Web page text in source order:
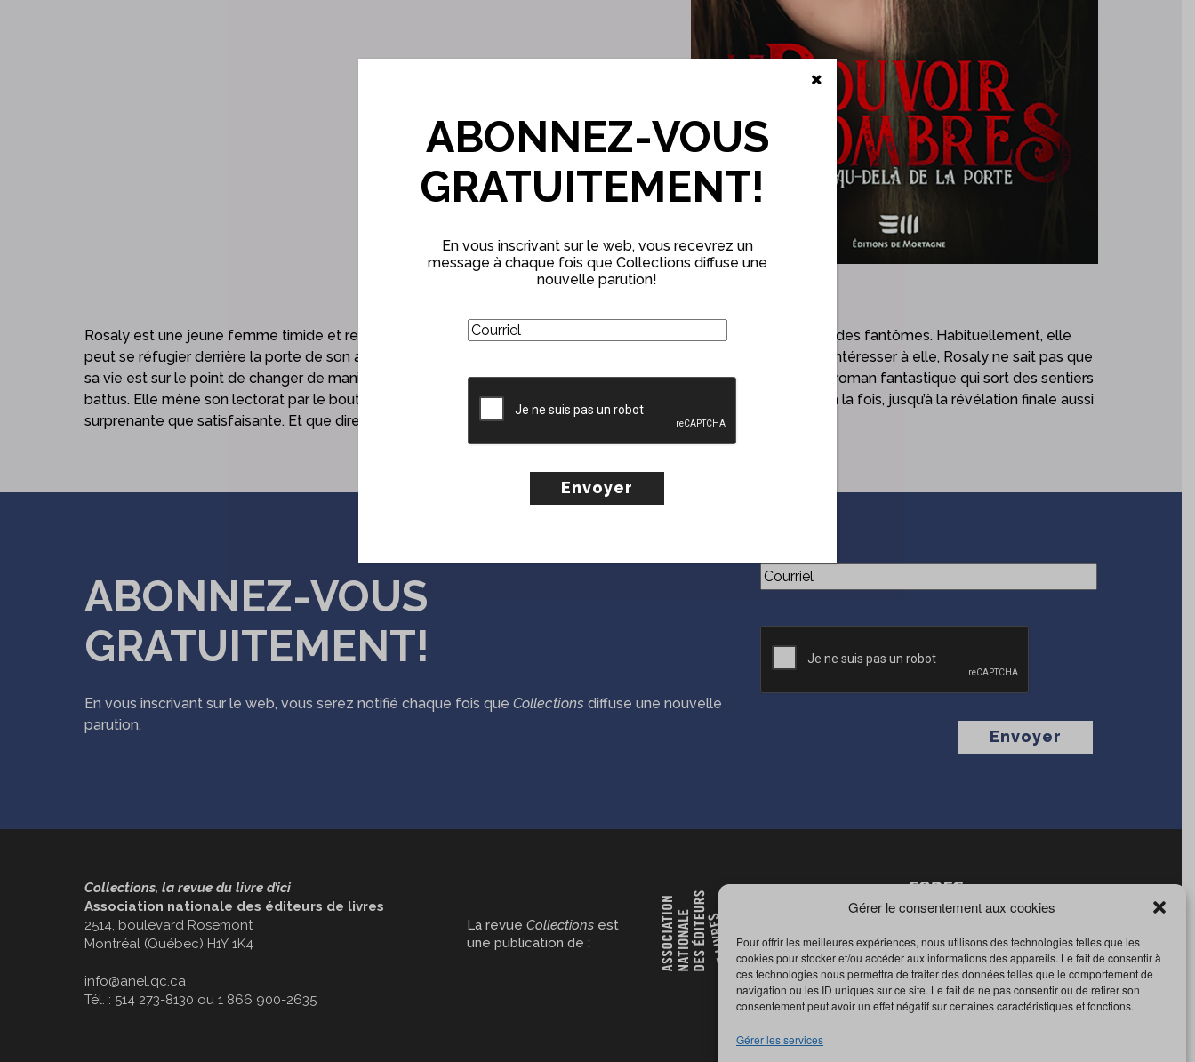
Gérer le consentement aux cookies
Pour offrir les meilleures expériences, nous utilisons des technologies telles que les
cookies pour stocker et/ou accéder aux informations des appareils. Le fait de consentir à
ces technologies nous permettra de traiter des données telles que le comportement de
navigation ou les ID uniques sur ce site. Le fait de ne pas consentir ou de retirer son
consentement peut avoir un effet négatif sur certaines caractéristiques et fonctions.
Gérer les services
Rosaly est une jeune femme timide et renfermée. Ce n’est pas vraiment de sa faute, c’est parce qu’elle peut voir des fantômes. Habituellement, elle
peut se réfugier derrière la porte de son appartement. Mais lorsqu’un spectre particulièrement insistant semble s’intéresser à elle, Rosaly ne sait pas que
sa vie est sur le point de changer de manière dramatique… AvecAu-delà de la porte,MAGALI LAURENT
signe un roman fantastique qui sort des sentiers
battus. Elle mène son lectorat par le bout du nez, distillant des indices au fil des pages, une pièce de casse-tête à la fois, jusqu’à la révélation finale aussi
surprenante que satisfaisante. Et que dire de l’épilogue qui promet un nouveau mystère dans le prochain tome !
ABONNEZ-VOUS
GRATUITEMENT!
En vous inscrivant sur le web, vous serez notifié chaque fois que Collections diffuse une nouvelle
parution.
Courriel (Nécessaire)
Collections, la revue du livre d’ici
Association nationale des éditeurs de livres
2514, boulevard Rosemont
Montréal (Québec) H1Y 1K4
info@anel.qc.ca
Tél. : 514 273-8130 ou 1 866 900-2635
La revue Collectionsest
une publication de :
ABONNEZ-VOUS
GRATUITEMENT!
En vous inscrivant sur le web, vous recevrez un
message à chaque fois que Collections diffuse une
nouvelle parution!
Courriel(Nécessaire)